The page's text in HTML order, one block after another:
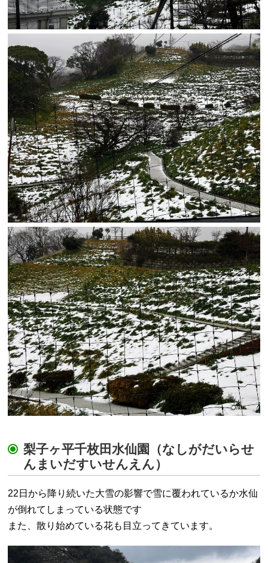
梨子ヶ平千枚田水仙園（なしがだいらせ
んまいだすいせんえん）
22日から降り続いた大雪の影響で雪に覆われているか水仙
が倒れてしまっている状態です
また、散り始めている花も目立ってきています。